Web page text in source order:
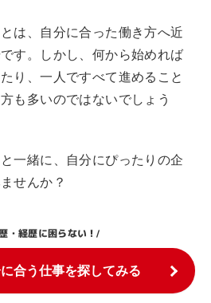
は、自分に合った働き方へ近
す。しかし、何から始めれば
り、一人ですべて進めること
も多いのではないでしょう
一緒に、自分にぴったりの企
せんか？
・経歴に困らない！/
に合う仕事を探してみる